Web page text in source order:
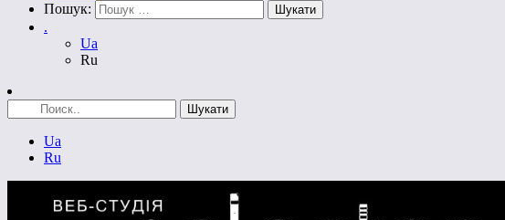
Пошук:
.
Ua
Ru
Ua
Ru